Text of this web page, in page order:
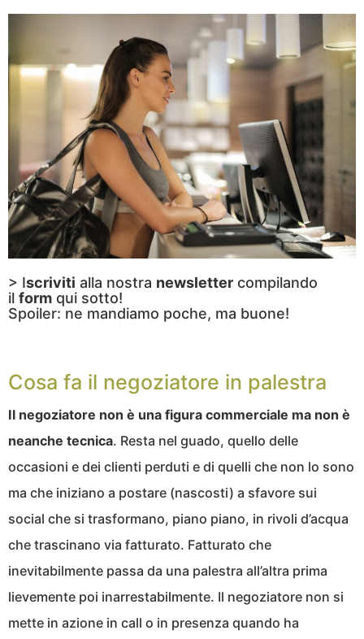
> Iscriviti alla nostra newsletter compilando
il form qui sotto!
Spoiler: ne mandiamo poche, ma buone!
Cosa fa il negoziatore in palestra
Il negoziatore non è una figura commerciale ma non è
neanche tecnica. Resta nel guado, quello delle
occasioni e dei clienti perduti e di quelli che non lo sono
ma che iniziano a postare (nascosti) a sfavore sui
social che si trasformano, piano piano, in rivoli d’acqua
che trascinano via fatturato. Fatturato che
inevitabilmente passa da una palestra all’altra prima
lievemente poi inarrestabilmente. Il negoziatore non si
mette in azione in call o in presenza quando ha